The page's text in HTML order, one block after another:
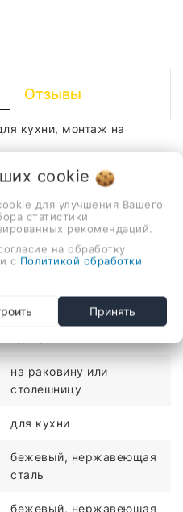
Отзывы
кухни, монтаж на
1
сталь
на раковину или
столешницу
для кухни
бежевый, нержавеющая
сталь
бежевый, нержавеющая
cookie
для улучшения Вашего
статистики
рекомендаций.
на обработку
с Политикой обработки
Принять